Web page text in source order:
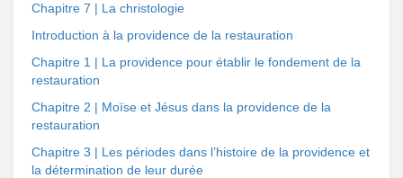
Chapitre 7 | La christologie
Introduction à la providence de la restauration
Chapitre 1 | La providence pour établir le fondement de la
restauration
Chapitre 2 | Moïse et Jésus dans la providence de la
restauration
Chapitre 3 | Les périodes dans l’histoire de la providence et
la détermination de leur durée